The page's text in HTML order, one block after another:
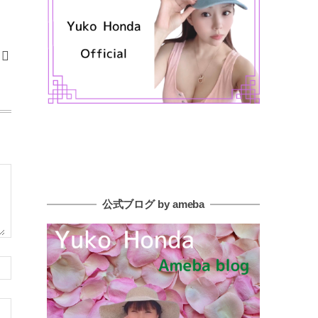
公式ブログ by ameba